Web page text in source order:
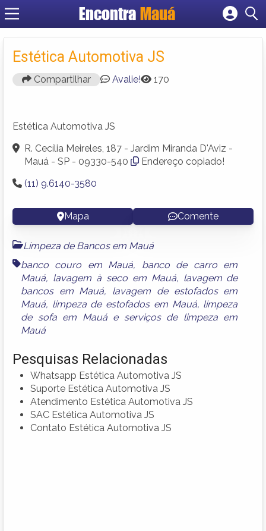
EncontraMauá
Criar conta
Estética Automotiva JS
Compartilhar Avalie! 170
Estética Automotiva JS
R. Cecília Meireles, 187 - Jardim Miranda D'Aviz -
Mauá - SP - 09330-540
Endereço copiado!
(11) 9.6140-3580
Mapa Comente
Limpeza de Bancos em Mauá
banco couro em Mauá, banco de carro em
Mauá, lavagem à seco em Mauá, lavagem de
bancos em Mauá, lavagem de estofados em
Mauá, limpeza de estofados em Mauá, limpeza
de sofa em Mauáe serviços de limpeza em
Mauá
Pesquisas Relacionadas
Whatsapp Estética Automotiva JS
Suporte Estética Automotiva JS
Atendimento Estética Automotiva JS
SAC Estética Automotiva JS
Contato Estética Automotiva JS